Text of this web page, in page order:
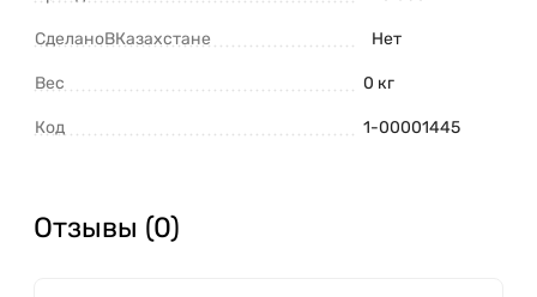
СделаноВКазахстане Нет
Вес 0 кг
Код 1-00001445
Отзывы (0)